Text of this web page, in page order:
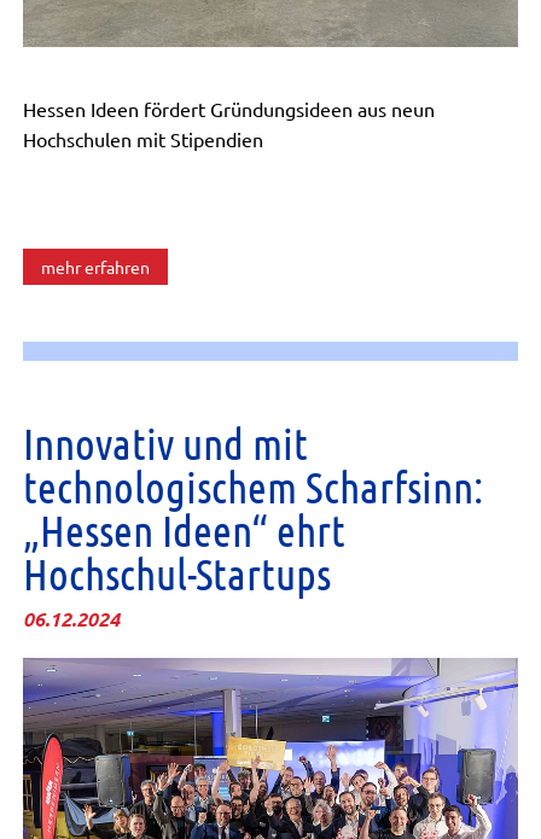
Hessen Ideen fördert Gründungsideen aus neun
Hochschulen mit Stipendien
mehr erfahren
Innovativ und mit
technologischem Scharfsinn:
„Hessen Ideen“ ehrt
Hochschul-Startups
06.12.2024